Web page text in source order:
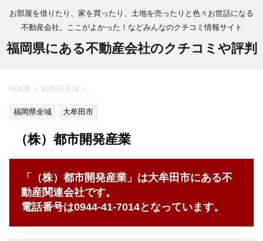
お部屋を借りたり、家を買ったり、土地を売ったりと色々お世話になる
不動産会社。ここがよかった！などみんなのクチコミ情報サイト
福岡県にある不動産会社のクチコミや評判
HOME > 福岡県全域 >
福岡県全域 大牟田市
（株）都市開発産業
「（株）都市開発産業」は大牟田市にある不
動産関連会社です。
電話番号は0944-41-7014となっています。